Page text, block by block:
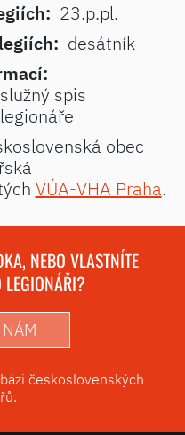
23.p.pl.
desátník
spis
obec
VÚA-VHA Praha.
NEBO VLASTNÍTE
LEGIONÁŘI?
československých